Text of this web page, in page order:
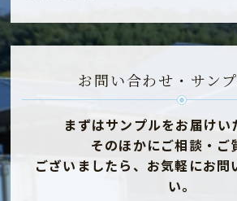
お問い合わせ・サン
まずはサンプルをお届けい
そのほかにご相談・ご
ございましたら、 お気軽にお問
い。